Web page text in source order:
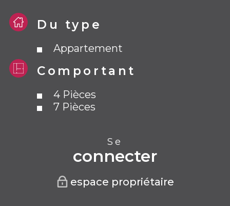
Du type
Appartement
Comportant
4 Pièces
7 Pièces
Se
connecter
espace propriétaire